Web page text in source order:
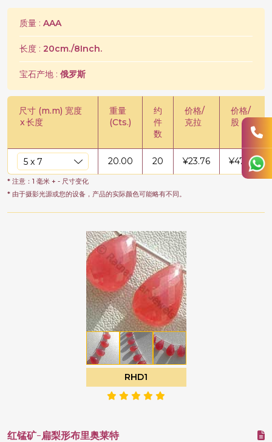
质量 : AAA
长度 : 20cm./8Inch.
宝石产地 : 俄罗斯
尺寸 (m.m) 宽度
x长度
重量
(Cts.)
约
件
数
价格/
克拉
价格/
股
20.00 20 ¥23.76 ¥475.23
* 注意：1 毫米 + - 尺寸变化
* 由于摄影光源或您的设备，产品的实际颜色可能略有不同。
RHD1
红锰矿-扁梨形布里奥莱特